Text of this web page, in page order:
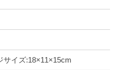
サイズ:18×11×15cm